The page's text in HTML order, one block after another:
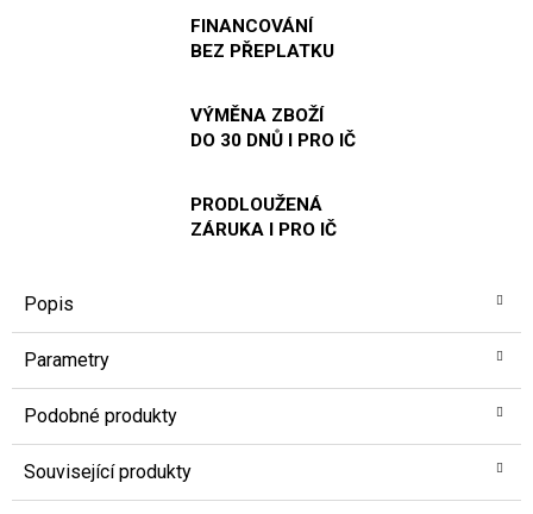
FINANCOVÁNÍ
BEZ PŘEPLATKU
VÝMĚNA ZBOŽÍ
DO 30 DNŮ I PRO IČ
PRODLOUŽENÁ
ZÁRUKA I PRO IČ
Popis
Parametry
Podobné produkty
Související produkty